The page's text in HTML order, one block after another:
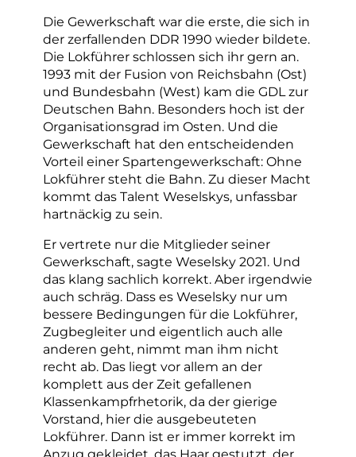
Die Gewerkschaft war die erste, die sich in
der zerfallenden DDR 1990 wieder bildete.
Die Lokführer schlossen sich ihr gern an.
1993 mit der Fusion von Reichsbahn (Ost)
und Bundesbahn (West) kam die GDL zur
Deutschen Bahn. Besonders hoch ist der
Organisationsgrad im Osten. Und die
Gewerkschaft hat den entscheidenden
Vorteil einer Spartengewerkschaft: Ohne
Lokführer steht die Bahn. Zu dieser Macht
kommt das Talent Weselskys, unfassbar
hartnäckig zu sein.
Er vertrete nur die Mitglieder seiner
Gewerkschaft, sagte Weselsky 2021. Und
das klang sachlich korrekt. Aber irgendwie
auch schräg. Dass es Weselsky nur um
bessere Bedingungen für die Lokführer,
Zugbegleiter und eigentlich auch alle
anderen geht, nimmt man ihm nicht
recht ab. Das liegt vor allem an der
komplett aus der Zeit gefallenen
Klassenkampfrhetorik, da der gierige
Vorstand, hier die ausgebeuteten
Lokführer. Dann ist er immer korrekt im